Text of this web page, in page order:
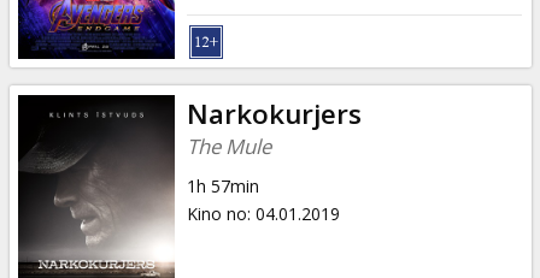
Narkokurjers
The Mule
1h 57min
Kino no: 04.01.2019